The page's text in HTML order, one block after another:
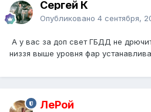
Сергей К
Опубликовано 4 сентября,
А у вас за доп свет ГБДД не
низзя выше уровня фар
ЛеРой